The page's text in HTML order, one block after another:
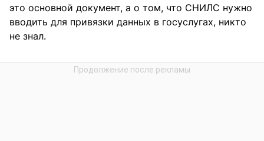
это основной документ, а о том, что СНИЛС нужно
вводить для привязки данных в госуслугах, никто
не знал.